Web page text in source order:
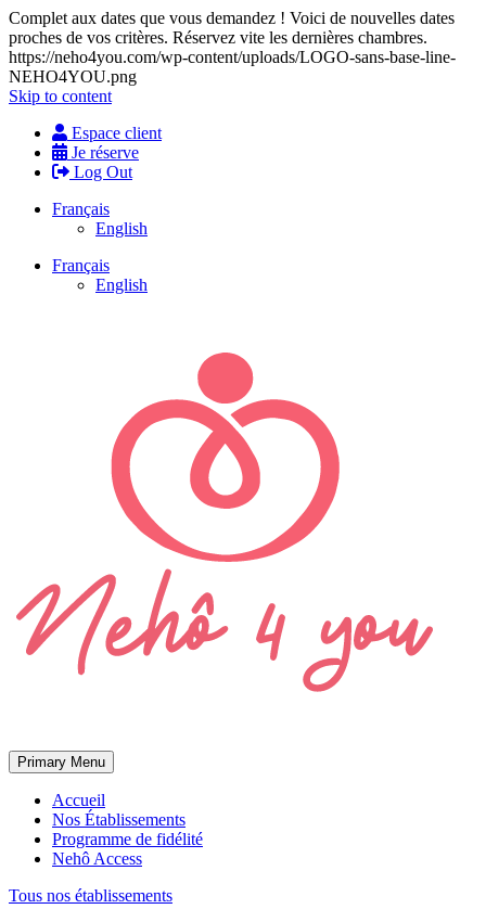
Complet aux dates que vous demandez ! Voici de nouvelles dates
proches de vos critères. Réservez vite les dernières chambres.
https://neho4you.com/wp-content/uploads/LOGO-sans-base-line-
NEHO4YOU.png
Skip to content
Espace client
Je réserve
Log Out
Français
English
Français
English
Primary Menu
Accueil
Nos Établissements
Programme de fidélité
Nehô Access
Tous nos établissements